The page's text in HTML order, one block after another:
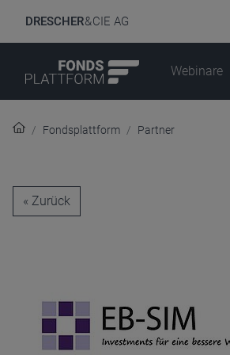
DRESCHER& CIE AG
Webinare
Fondsplattform Partner
« Zurück